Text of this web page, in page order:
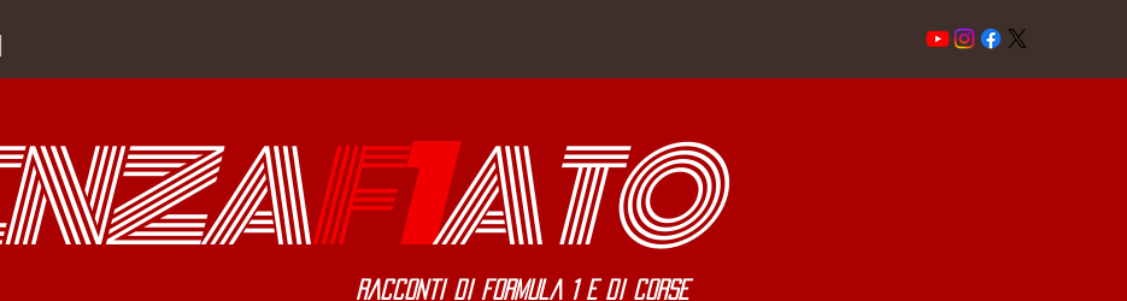
F1ATO
Racconti di Formula 1 e di corse